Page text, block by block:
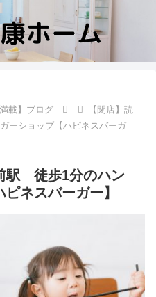
載】ブログ
【閉店】読
ーショップ【ハピネスバーガ
駅 徒歩1分のハン
ネスバーガー】